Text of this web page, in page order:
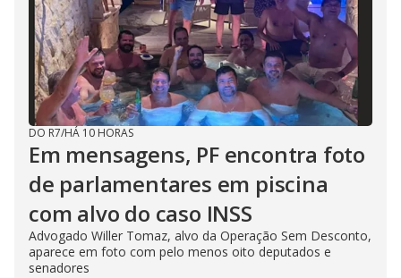
DO R7/HÁ 10 HORAS
Em mensagens, PF encontra foto
de parlamentares em piscina
com alvo do caso INSS
Advogado Willer Tomaz, alvo da Operação Sem Desconto,
aparece em foto com pelo menos oito deputados e
senadores